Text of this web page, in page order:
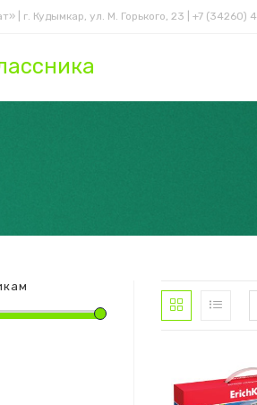
| г. Кудымкар, ул. М. Горького, 23 | +7 (34260)